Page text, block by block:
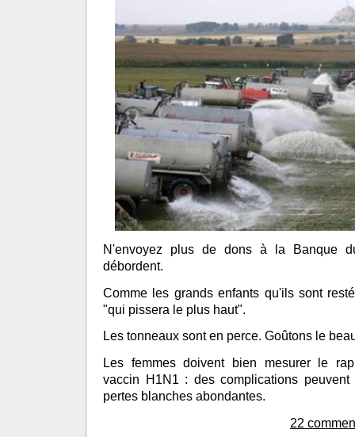
N'envoyez plus de dons à la Banque
débordent.
Comme les grands enfants qu'ils sont
"qui pissera le plus haut".
Les tonneaux sont en perce. Goûtons le
Les femmes doivent bien mesurer le
vaccin H1N1 : des complications
pertes blanches abondantes.
22